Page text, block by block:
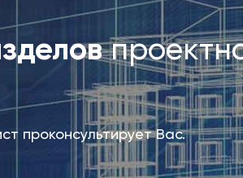
проконсультирует Вас.